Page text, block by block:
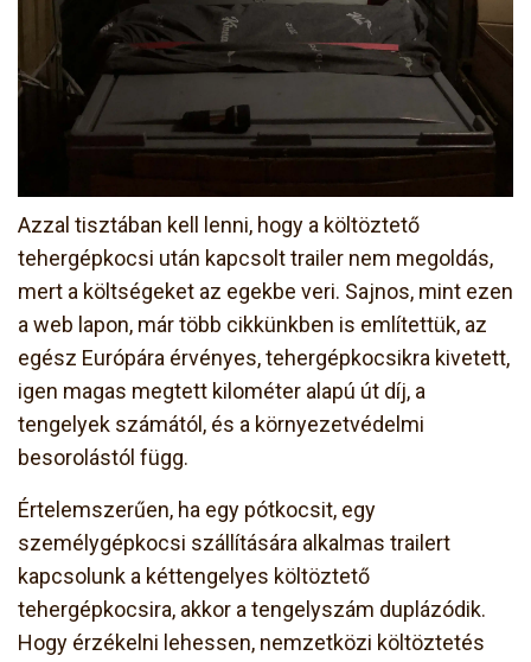
Azzal tisztában kell lenni, hogy a költöztető
tehergépkocsi után kapcsolt trailer nem megoldás,
mert a költségeket az egekbe veri. Sajnos, mint ezen
a web lapon, már több cikkünkben is említettük, az
egész Európára érvényes, tehergépkocsikra kivetett,
igen magas megtett kilométer alapú út díj, a
tengelyek számától, és a környezetvédelmi
besorolástól függ.
Értelemszerűen, ha egy pótkocsit, egy
személygépkocsi szállítására alkalmas trailert
kapcsolunk a kéttengelyes költöztető
tehergépkocsira, akkor a tengelyszám duplázódik.
Hogy érzékelni lehessen, nemzetközi költöztetés